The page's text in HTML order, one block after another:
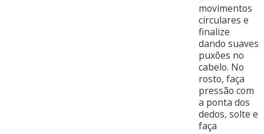
movimentos
circulares e
finalize
dando suaves
puxões no
cabelo. No
rosto, faça
pressão com
a ponta dos
dedos, solte e
faça